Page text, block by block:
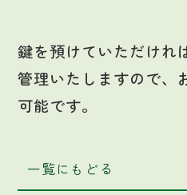
鍵を預けていただけれ
管理いたしますので、
可能です。
一覧にもどる